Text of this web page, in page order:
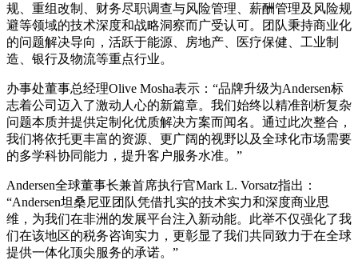
规、重组改制、财务尽职调查与风险管理、薪酬管理及风险规
避等领域的技术深度和战略洞察而广受认可。团队秉持商业化
的问题解决导向，活跃于能源、房地产、医疗保健、工业制
造、银行及物流等重点行业。
办事处董事总经理Olive Mosha表示：“品牌升级为Andersen标
志着公司迈入了激动人心的新篇章。我们始终以精准剖析复杂
问题本质并提供定制化优质解决方案而闻名。通过此次整合，
我们将依托更丰富的资源、更广阔的视野以及全球化市场需要
的多学科协同能力，提升客户服务水准。”
Andersen全球董事长兼首席执行官Mark L. Vorsatz指出：
“Andersen坦桑尼亚团队凭借扎实的技术实力和深度商业思
维，为我们在非洲的发展平台注入新动能。此举不仅强化了我
们在该地区的税务咨询实力，更彰显了我们共同致力于在全球
提供一体化顶尖服务的承诺。”